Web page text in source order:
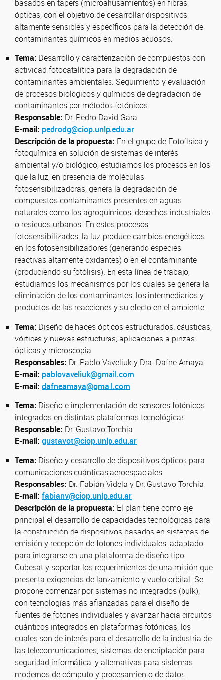
basados en tapers (microahusamientos) en fibras
ópticas, con el objetivo de desarrollar dispositivos
altamente sensibles y específicos para la detección de
contaminantes químicos en medios acuosos.
Tema: Desarrollo y caracterización de compuestos con
actividad fotocatalítica para la degradación de
contaminantes ambientales. Seguimiento y evaluación
de procesos biológicos y químicos de degradación de
contaminantes por métodos fotónicos
Responsable: Dr. Pedro David Gara
E-mail: pedrodg@ciop.unlp.edu.ar
Descripción de la propuesta: En el grupo de Fotofísica y
fotoquímica en solución de sistemas de interés
ambiental y/o biológico, estudiamos los procesos en los
que la luz, en presencia de moléculas
fotosensibilizadoras, genera la degradación de
compuestos contaminantes presentes en aguas
naturales como los agroquímicos, desechos industriales
o residuos urbanos. En estos procesos
fotosensibilizados, la luz produce cambios energéticos
en los fotosensibilizadores (generando especies
reactivas altamente oxidantes) o en el contaminante
(produciendo su fotólisis). En esta línea de trabajo,
estudiamos los mecanismos por los cuales se genera la
eliminación de los contaminantes, los intermediarios y
productos de las reacciones y su efecto en el ambiente.
Tema: Diseño de haces ópticos estructurados: cáusticas,
vórtices y nuevas estructuras, aplicaciones a pinzas
ópticas y microscopia
Responsables: Dr. Pablo Vaveliuk y Dra. Dafne Amaya
E-mail: pablovaveliuk@gmail.com
E-mail: dafneamaya@gmail.com
Tema: Diseño e implementación de sensores fotónicos
integrados en distintas plataformas tecnológicas
Responsable: Dr. Gustavo Torchia
E-mail: gustavot@ciop.unlp.edu.ar
Tema: Diseño y desarrollo de dispositivos ópticos para
comunicaciones cuánticas aeroespaciales
Responsables: Dr. Fabián Videla y Dr. Gustavo Torchia
E-mail: fabianv@ciop.unlp.edu.ar
Descripción de la propuesta: El plan tiene como eje
principal el desarrollo de capacidades tecnológicas para
la construcción de dispositivos basados en sistemas de
emisión y recepción de fotones individuales, adaptado
para integrarse en una plataforma de diseño tipo
Cubesat y soportar los requerimientos de una misión que
presenta exigencias de lanzamiento y vuelo orbital. Se
propone comenzar por sistemas no integrados (bulk),
con tecnologías más afianzadas para el diseño de
fuentes de fotones individuales y avanzar hacia circuitos
cuánticos integrados en plataformas fotónicas, los
cuales son de interés para el desarrollo de la industria de
las telecomunicaciones, sistemas de encriptación para
seguridad informática, y alternativas para sistemas
modernos de cómputo y procesamiento de datos.